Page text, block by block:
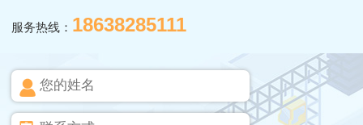
服务热线： 18638285111